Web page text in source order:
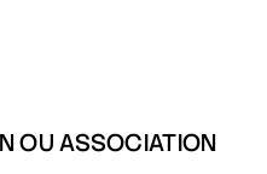
OU ASSOCIATION